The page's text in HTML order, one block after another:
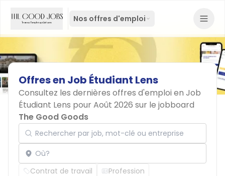
Nos offres d'emploi
Offresen Job Étudiant Lens
Consultez les dernières offres d'emploi en Job
Étudiant Lens pour Août 2026 sur le jobboard
The Good Goods
Rechercher par job, mot-clé ou entreprise
Localisation
Contrat de travail Profession